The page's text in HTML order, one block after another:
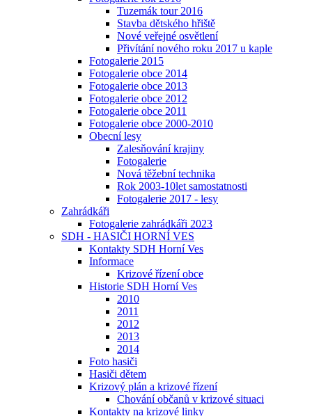
Tuzemák tour 2016
Stavba dětského hřiště
Nové veřejné osvětlení
Přivítání nového roku 2017 u kaple
Fotogalerie 2015
Fotogalerie obce 2014
Fotogalerie obce 2013
Fotogalerie obce 2012
Fotogalerie obce 2011
Fotogalerie obce 2000-2010
Obecní lesy
Zalesňování krajiny
Fotogalerie
Nová těžební technika
Rok 2003-10let samostatnosti
Fotogalerie 2017 - lesy
Zahrádkáři
Fotogalerie zahrádkáři 2023
SDH - HASIČI HORNÍ VES
Kontakty SDH Horní Ves
Informace
Krizové řízení obce
Historie SDH Horní Ves
2010
2011
2012
2013
2014
Foto hasiči
Hasiči dětem
Krizový plán a krizové řízení
Chování občanů v krizové situaci
Kontakty na krizové linky